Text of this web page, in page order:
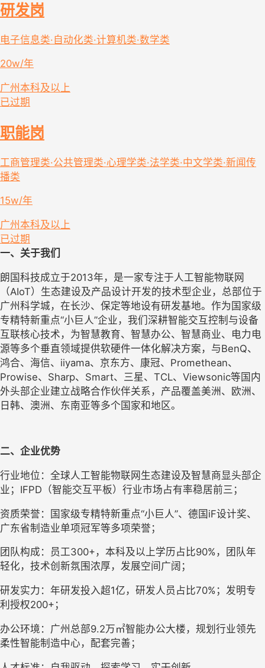
研发岗
电子信息类·自动化类·计算机类·数学类
20w/年
广州 本科及以上
已过期
职能岗
工商管理类·公共管理类·心理学类·法学类·中文学类·新闻传
播类
15w/年
广州 本科及以上
已过期
一、关于我们
朗国科技成立于2013年，是一家专注于人工智能物联网
（AIoT）生态建设及产品设计开发的技术型企业，总部位于
广州科学城，在长沙、保定等地设有研发基地。作为国家级
专精特新重点“小巨人”企业，我们深耕智能交互控制与设备
互联核心技术，为智慧教育、智慧办公、智慧商业、电力电
源等多个垂直领域提供软硬件一体化解决方案，与BenQ、
鸿合、海信、iiyama、京东方、康冠、Promethean、
Prowise、Sharp、Smart、三星、TCL、Viewsonic等国内
外头部企业建立战略合作伙伴关系，产品覆盖美洲、欧洲、
日韩、澳洲、东南亚等多个国家和地区。
二、企业优势
行业地位：全球人工智能物联网生态建设及智慧商显头部企
业；IFPD（智能交互平板）行业市场占有率稳居前三；
资质荣誉：国家级专精特新重点“小巨人”、德国iF设计奖、
广东省制造业单项冠军等多项荣誉；
团队构成：员工300+，本科及以上学历占比90%，团队年
轻化，技术创新氛围浓厚，发展空间广阔；
研发实力：年研发投入超1亿，研发人员占比70%；发明专
利授权200+；
办公环境：广州总部9.2万㎡智能办公大楼，规划行业领先
柔性智能制造中心，配套完善；